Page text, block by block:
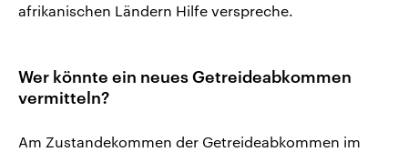
afrikanischen Ländern Hilfe verspreche.
Wer könnte ein neues Getreideabkommen
vermitteln?
Am Zustandekommen der Getreideabkommen im